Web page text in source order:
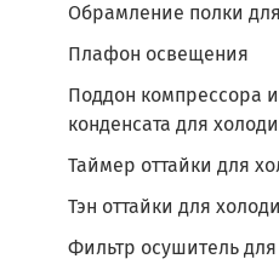
Обрамление полки
Плафон освещения
Поддон компрессора
конденсата для
Таймер оттайки для
Тэн оттайки для
Фильтр осушитель